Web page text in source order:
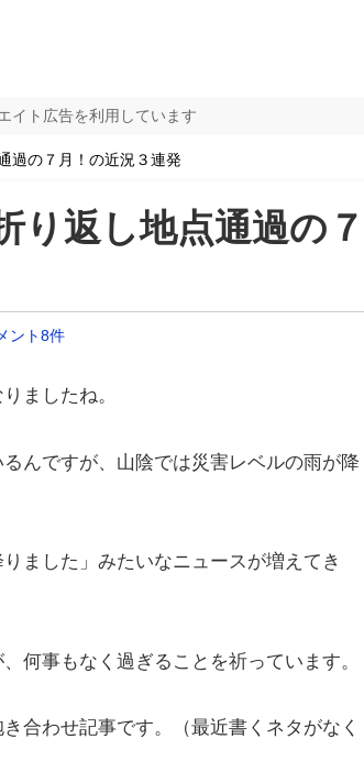
イト広告を利用しています
過の７月！の近況３連発
り返し地点通過の７
ント8件
ましたね。
んですが、山陰では災害レベルの雨が降
ました」みたいなニュースが増えてき
何事もなく過ぎることを祈っています。
合わせ記事です。（最近書くネタがなく